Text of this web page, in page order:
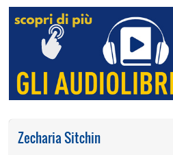
Zecharia Sitchin